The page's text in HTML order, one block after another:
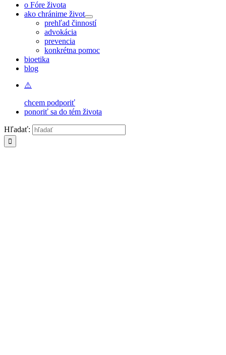
o Fóre života
ako chránime život
prehľad činností
advokácia
prevencia
konkrétna pomoc
bioetika
blog
chcem podporiť
ponoriť sa do tém života
Hľadať: